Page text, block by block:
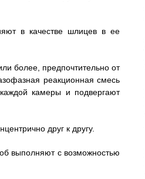
в качестве шлицев в ее
более, предпочтительно от
реакционная смесь
камеры и подвергают
друг к другу.
выполняют с возможностью